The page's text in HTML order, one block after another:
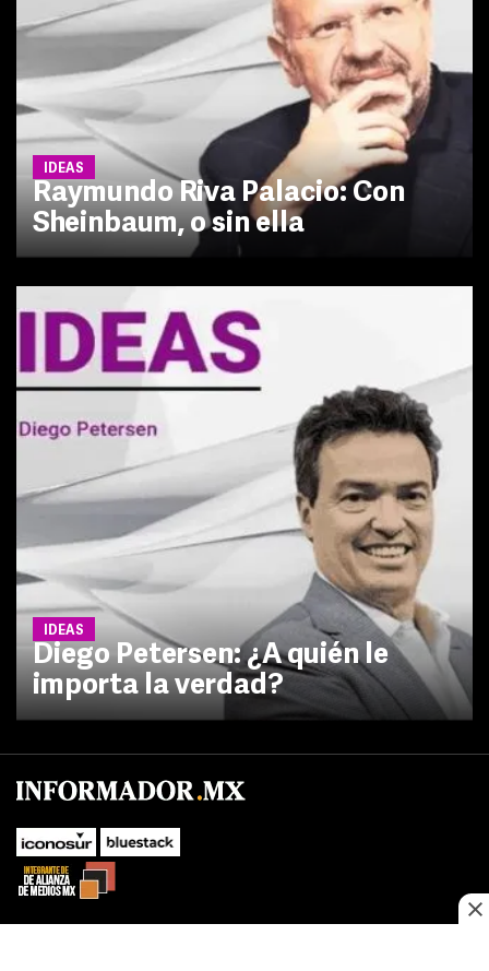
IDEAS
Raymundo Riva Palacio: Con
Sheinbaum, o sin ella
IDEAS
Diego Petersen: ¿A quién le
importa la verdad?